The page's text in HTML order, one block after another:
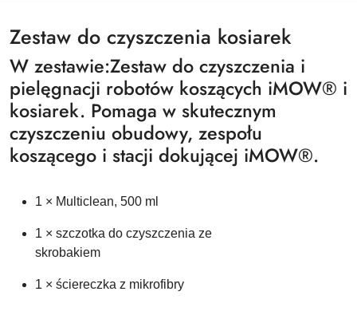
Zestaw do czyszczenia kosiarek
W zestawie:Zestaw do czyszczenia i
pielęgnacji robotów koszących iMOW® i
kosiarek. Pomaga w skutecznym
czyszczeniu obudowy, zespołu
koszącego i stacji dokującej iMOW®.
1 × Multiclean, 500 ml
1 × szczotka do czyszczenia ze
skrobakiem
1 × ściereczka z mikrofibry